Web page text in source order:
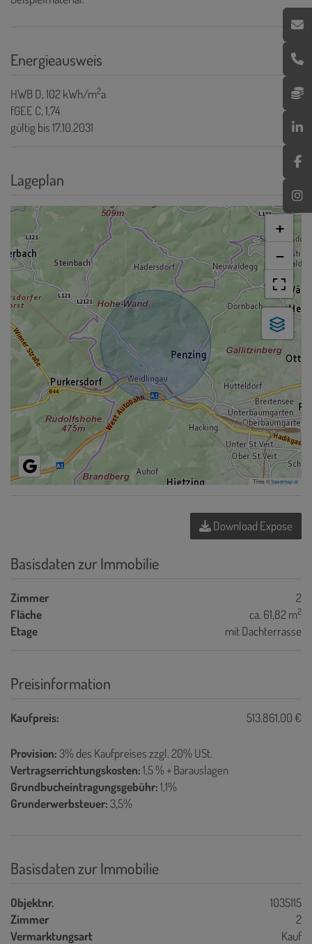
Energieausweis
HWBD, 102 kWh/m2a
fGEE C, 1,74
gültig bis17.10.2031
Lageplan
+
−
Tiles ©basemap.at
Download Expose
Basisdaten zur Immobilie
Zimmer
2
Fläche
ca. 61,82 m2
Etage mit Dachterrasse
Preisinformation
Kaufpreis: 513.861,00 €
Provision:3% des Kaufpreises zzgl. 20% USt.
Vertragserrichtungskosten:1,5 % + Barauslagen
Grundbucheintragungsgebühr:1,1%
Grunderwerbsteuer:3,5%
Basisdaten zur Immobilie
Objektnr.
1035115
Zimmer
2
Vermarktungsart
Kauf